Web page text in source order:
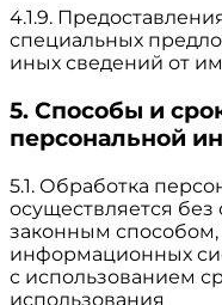
4.1.9.
специальных
иных сведений от
5. Способы и
персональной
5.1. Обработка
осуществляется
законным способом,
информационных
с использованием
использования